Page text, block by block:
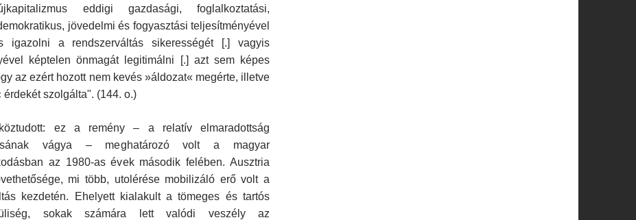
eddigi gazdasági, foglalkoztatási,
jövedelmi és fogyasztási teljesítményével
igazolni a rend­szerváltás sikerességét [.] vagyis
képtelen önmagát legitimálni [.] azt sem képes
az ezért hozott nem kevés »áldozat« megérte, illetve
érdekét szolgálta". (144. o.)
ez a remény – a relatív elmaradottság
vágya – meghatározó volt a magyar
az 1980-as évek második felében. Ausztria
mi több, utolérése mobilizáló erő volt a
kezdetén. Ehelyett kialakult a tömeges és tartós
sokak számára lett valódi veszély az